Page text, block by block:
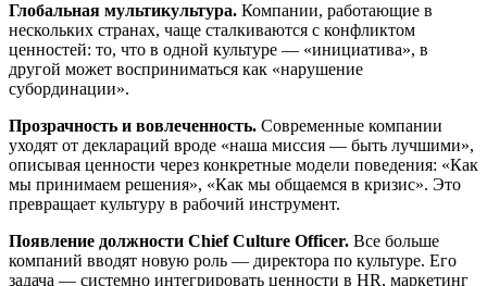
Глобальная мультикультура. Компании, работающие в
нескольких странах, чаще сталкиваются с конфликтом
ценностей: то, что в одной культуре — «инициатива», в
другой может восприниматься как «нарушение
субординации».
Прозрачность и вовлеченность. Современные компании
уходят от деклараций вроде «наша миссия — быть лучшими»,
описывая ценности через конкретные модели поведения: «Как
мы принимаем решения», «Как мы общаемся в кризис». Это
превращает культуру в рабочий инструмент.
Появление должности Chief Culture Officer. Все больше
компаний вводят новую роль — директора по культуре. Его
задача — системно интегрировать ценности в HR, маркетинг